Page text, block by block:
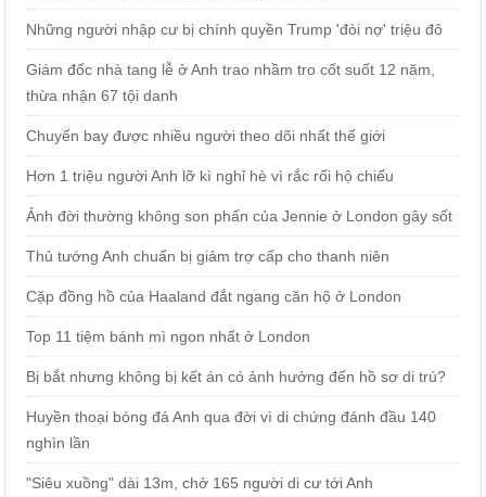
Những người nhập cư bị chính quyền Trump 'đòi nợ' triệu đô
Giám đốc nhà tang lễ ở Anh trao nhầm tro cốt suốt 12 năm,
thừa nhận 67 tội danh
Chuyến bay được nhiều người theo dõi nhất thế giới
Hơn 1 triệu người Anh lỡ kì nghỉ hè vì rắc rối hộ chiếu
Ảnh đời thường không son phấn của Jennie ở London gây sốt
Thủ tướng Anh chuẩn bị giảm trợ cấp cho thanh niên
Cặp đồng hồ của Haaland đắt ngang căn hộ ở London
Top 11 tiệm bánh mì ngon nhất ở London
Bị bắt nhưng không bị kết án có ảnh hưởng đến hồ sơ di trú?
Huyền thoại bóng đá Anh qua đời vì di chứng đánh đầu 140
nghìn lần
"Siêu xuồng" dài 13m, chở 165 người di cư tới Anh